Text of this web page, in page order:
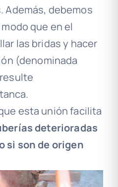
Además, debemos
que en el
las bridas y hacer
(denominada
esta unión facilita
deterioradas
si son de origen